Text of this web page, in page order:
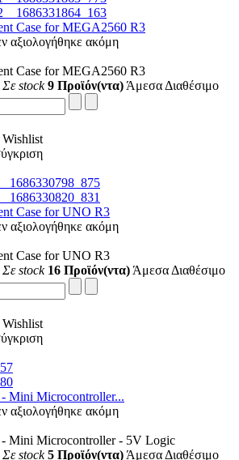
Case for MEGA2560 R3
αξιολογήθηκε ακόμη
Case for MEGA2560 R3
Σε stock 9 Προϊόν(ντα) Άμεσα Διαθέσιμο
Case for UNO R3
αξιολογήθηκε ακόμη
Case for UNO R3
Σε stock 16 Προϊόν(ντα) Άμεσα Διαθέσιμο
Mini Microcontroller...
αξιολογήθηκε ακόμη
Mini Microcontroller - 5V Logic
Σε stock 5 Προϊόν(ντα) Άμεσα Διαθέσιμο